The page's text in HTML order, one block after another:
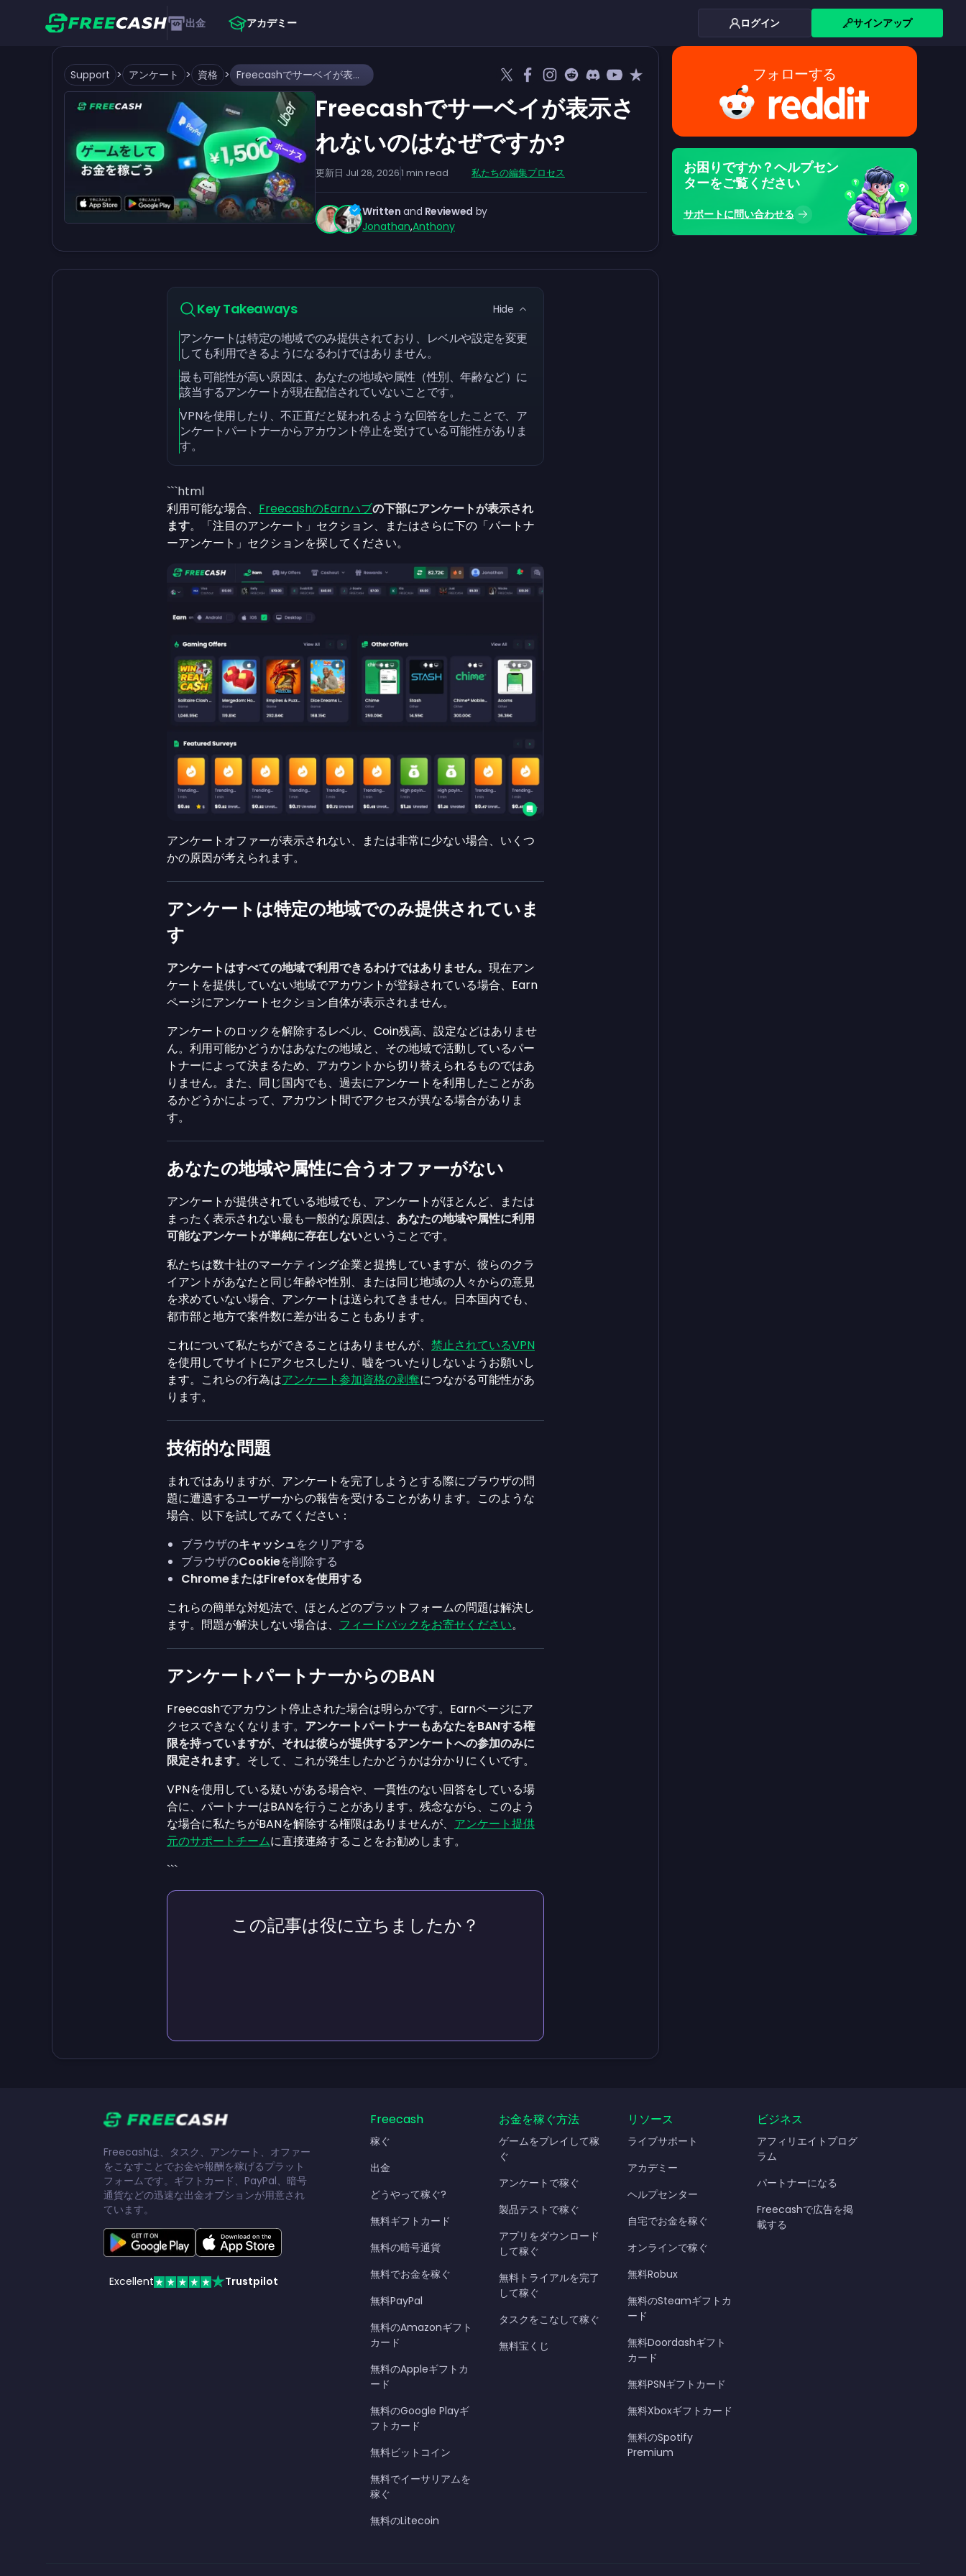
出金 アカデミー ログイン サインアップ
Support > アンケート > 資格 > Freecashでサーベイが表示されないのはなぜですか?
Freecashでサーベイが表示さ
れないのはなぜですか?
更新日 Jul 28, 20261 min read 私たちの編集プロセス
Written and Reviewed by
Jonathan,Anthony
Key Takeaways Hide
アンケートは特定の地域でのみ提供されており、レベルや設定を変更
しても利用できるようになるわけではありません。
最も可能性が高い原因は、あなたの地域や属性（性別、年齢など）に
該当するアンケートが現在配信されていないことです。
VPNを使用したり、不正直だと疑われるような回答をしたことで、ア
ンケートパートナーからアカウント停止を受けている可能性がありま
す。
```html
利用可能な場合、 FreecashのEarnハブの下部にアンケートが表示され
ます。「注目のアンケート」セクション、またはさらに下の「パートナ
ーアンケート」セクションを探してください。
アンケートオファーが表示されない、または非常に少ない場合、いくつ
かの原因が考えられます。
アンケートは特定の地域でのみ提供されていま
す
アンケートはすべての地域で利用できるわけではありません。 現在アン
ケートを提供していない地域でアカウントが登録されている場合、Earn
ページにアンケートセクション自体が表示されません。
アンケートのロックを解除するレベル、Coin残高、設定などはありませ
ん。利用可能かどうかはあなたの地域と、その地域で活動しているパー
トナーによって決まるため、アカウントから切り替えられるものではあ
りません。また、同じ国内でも、過去にアンケートを利用したことがあ
るかどうかによって、アカウント間でアクセスが異なる場合がありま
す。
あなたの地域や属性に合うオファーがない
アンケートが提供されている地域でも、アンケートがほとんど、または
まったく表示されない最も一般的な原因は、 あなたの地域や属性に利用
可能なアンケートが単純に存在しないということです。
私たちは数十社のマーケティング企業と提携していますが、彼らのクラ
イアントがあなたと同じ年齢や性別、または同じ地域の人々からの意見
を求めていない場合、アンケートは送られてきません。日本国内でも、
都市部と地方で案件数に差が出ることもあります。
これについて私たちができることはありませんが、 禁止されているVPN
を使用してサイトにアクセスしたり、嘘をついたりしないようお願いし
ます。これらの行為はアンケート参加資格の剥奪につながる可能性があ
ります。
技術的な問題
まれではありますが、アンケートを完了しようとする際にブラウザの問
題に遭遇するユーザーからの報告を受けることがあります。このような
場合、以下を試してみてください：
ブラウザのキャッシュをクリアする
ブラウザのCookieを削除する
ChromeまたはFirefoxを使用する
これらの簡単な対処法で、ほとんどのプラットフォームの問題は解決し
ます。問題が解決しない場合は、 フィードバックをお寄せください。
アンケートパートナーからのBAN
Freecashでアカウント停止された場合は明らかです。Earnページにア
クセスできなくなります。 アンケートパートナーもあなたをBANする権
限を持っていますが、それは彼らが提供するアンケートへの参加のみに
限定されます。そして、これが発生したかどうかは分かりにくいです。
VPNを使用している疑いがある場合や、一貫性のない回答をしている場
合に、パートナーはBANを行うことがあります。残念ながら、このよう
な場合に私たちがBANを解除する権限はありませんが、 アンケート提供
元のサポートチームに直接連絡することをお勧めします。
```
この記事は役に立ちましたか？
フォローする
お困りですか？ヘルプセン
ターをご覧ください
サポートに問い合わせる
Freecashは、タスク、アンケート、オファー
をこなすことでお金や報酬を稼げるプラット
フォームです。ギフトカード、PayPal、暗号
通貨などの迅速な出金オプションが用意され
ています。
Excellent Trustpilot
Freecash
稼ぐ
出金
どうやって稼ぐ?
無料ギフトカード
無料の暗号通貨
無料でお金を稼ぐ
無料PayPal
無料のAmazonギフト
カード
無料のAppleギフトカ
ード
無料のGoogle Playギ
フトカード
無料ビットコイン
無料でイーサリアムを
稼ぐ
無料のLitecoin
お金を稼ぐ方法
ゲームをプレイして稼
ぐ
アンケートで稼ぐ
製品テストで稼ぐ
アプリをダウンロード
して稼ぐ
無料トライアルを完了
して稼ぐ
タスクをこなして稼ぐ
無料宝くじ
リソース
ライブサポート
アカデミー
ヘルプセンター
自宅でお金を稼ぐ
オンラインで稼ぐ
無料Robux
無料のSteamギフトカ
ード
無料Doordashギフト
カード
無料PSNギフトカード
無料Xboxギフトカード
無料のSpotify
Premium
ビジネス
アフィリエイトプログ
ラム
パートナーになる
Freecashで広告を掲
載する